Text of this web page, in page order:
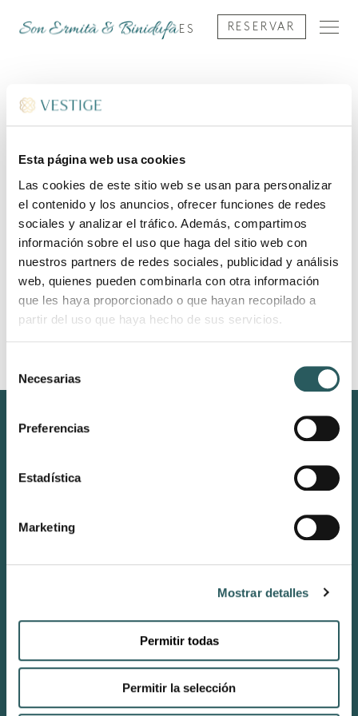
Esta página web usa cookies
Las cookies de este sitio web se usan para personalizar
el contenido y los anuncios, ofrecer funciones de redes
sociales y analizar el tráfico. Además, compartimos
información sobre el uso que haga del sitio web con
nuestros partners de redes sociales, publicidad y análisis
web, quienes pueden combinarla con otra información
que les haya proporcionado o que hayan recopilado a
partir del uso que haya hecho de sus servicios.
Necesarias
Preferencias
Estadística
Marketing
Mostrar detalles
Permitir todas
Permitir la selección
ES RESERVAR
Recepción & Restaurante BRISA
reception-sonermita@vestigecollection.com
(+34) 971 18 84 24